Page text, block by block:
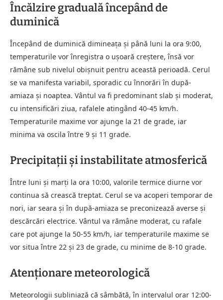
Încălzire graduală începând de
duminică
Începând de duminică dimineața și până luni la ora 9:00,
temperaturile vor înregistra o ușoară creștere, însă vor
rămâne sub nivelul obișnuit pentru această perioadă. Cerul
se va manifesta variabil, sporadic cu înnorări în după-
amiaza și noaptea. Vântul va fi predominant slab și moderat,
cu intensificări ziua, rafalele atingând 40-45 km/h.
Temperaturile maxime vor ajunge la 21 de grade, iar
minima va oscila între 9 și 11 grade.
Precipitații și instabilitate atmosferică
Între luni și marți la ora 10:00, valorile termice diurne vor
continua să crească treptat. Cerul se va acoperi temporar de
nori, iar seara și în după-amiaza se preconizează averse și
descărcări electrice. Vântul va rămâne moderat, cu rafale
care pot ajunge la 50-55 km/h, iar temperaturile maxime se
vor situa între 22 și 23 de grade, cu minime de 8-10 grade.
Atenționare meteorologică
Meteorologii subliniază că sâmbătă, în intervalul orar 12:00-